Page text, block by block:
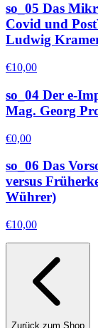
so_05 Das
Covid und
Ludwig
€10,00
so_04 Der e-
Mag. Georg
€0,00
so_06 Das
versus
Wührer)
€10,00
Zurück zum Shop